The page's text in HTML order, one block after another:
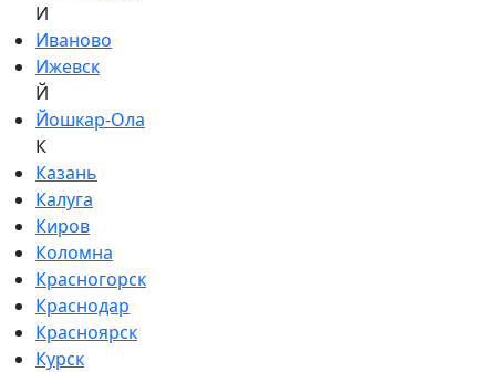
И
Иваново
Ижевск
Й
Йошкар-Ола
К
Казань
Калуга
Киров
Коломна
Красногорск
Краснодар
Красноярск
Курск